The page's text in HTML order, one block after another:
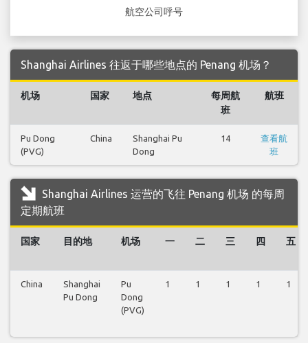
航空公司呼号
Shanghai Airlines 往返于哪些地点的 Penang 机场？
机场 国家 地点
每周航
班
航班
Pu Dong
(PVG)
China
Shanghai Pu
Dong
14
查看航
班
Shanghai Airlines 运营的飞往 Penang 机场 的每周
定期航班
国家 目的地 机场 一 二 三 四 五
China
Shanghai
Pu Dong
Pu
Dong
(PVG)
1 1 1 1 1